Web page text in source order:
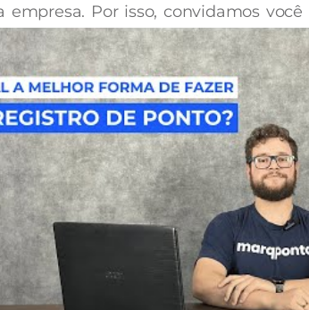
empresa. Por isso, convidamos